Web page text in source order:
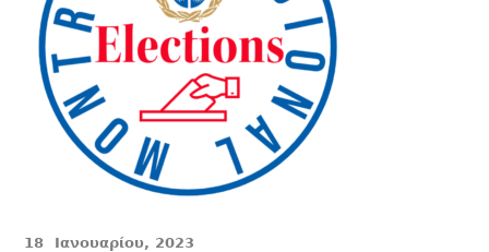
18 Ιανουαρίου, 2023